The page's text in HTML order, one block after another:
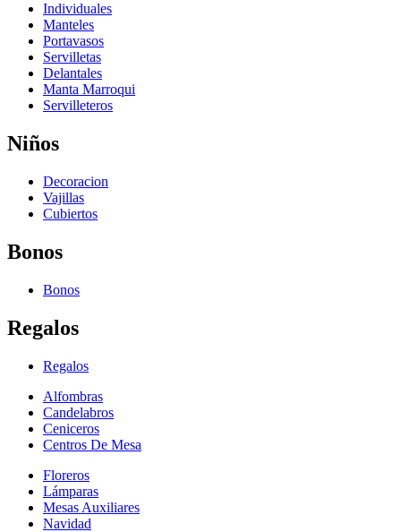
Individuales
Manteles
Portavasos
Servilletas
Delantales
Manta Marroqui
Servilleteros
Niños
Decoracion
Vajillas
Cubiertos
Bonos
Bonos
Regalos
Regalos
Alfombras
Candelabros
Ceniceros
Centros De Mesa
Floreros
Lámparas
Mesas Auxiliares
Navidad